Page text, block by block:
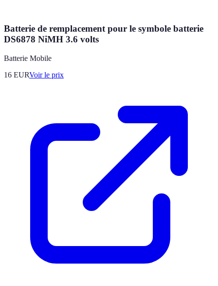
Batterie de remplacement pour le symbole batterie
DS6878 NiMH 3.6 volts
Batterie Mobile
16 EURVoir le prix